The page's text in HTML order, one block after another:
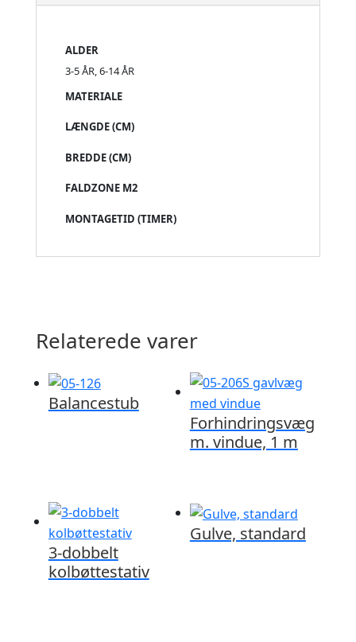
ALDER
3-5 ÅR, 6-14 ÅR
MATERIALE
LÆNGDE (CM)
BREDDE (CM)
FALDZONE M2
MONTAGETID (TIMER)
Relaterede varer
Balancestub
Forhindringsvæg
m. vindue, 1 m
3-dobbelt
kolbøttestativ
Gulve, standard